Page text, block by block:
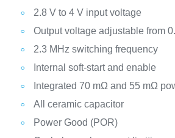
2.8 V to 4 V input voltage
Output voltage adjustable from
2.3 MHz switching frequency
Internal soft-start and enable
Integrated 70 mΩ and 55 mΩ
All ceramic capacitor
Power Good (POR)